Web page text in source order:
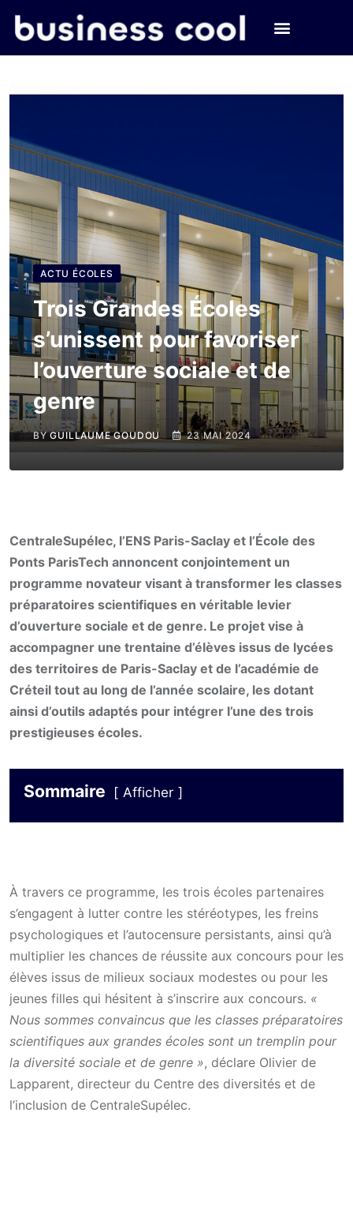
ACTU ÉCOLES
Trois Grandes Écoles
s’unissent pour favoriser
l’ouverture sociale et de
genre
BYGUILLAUME GOUDOU 23 MAI 2024
CentraleSupélec, l’ENS Paris-Saclay et l’École des
Ponts ParisTech annoncent conjointement un
programme novateur visant à transformer les classes
préparatoires scientifiques en véritable levier
d’ouverture sociale et de genre. Le projet vise à
accompagner une trentaine d’élèves issus de lycées
des territoires de Paris-Saclay et de l’académie de
Créteil tout au long de l’année scolaire, les dotant
ainsi d’outils adaptés pour intégrer l’une des trois
prestigieuses écoles.
Sommaire Afficher
À travers ce programme, les trois écoles partenaires
s’engagent à lutter contre les stéréotypes, les freins
psychologiques et l’autocensure persistants, ainsi qu’à
multiplier les chances de réussite aux concours pour les
élèves issus de milieux sociaux modestes ou pour les
jeunes filles qui hésitent à s’inscrire aux concours. «
Nous sommes convaincus que les classes préparatoires
scientifiques aux grandes écoles sont un tremplin pour
la diversité sociale et de genre », déclare Olivier de
Lapparent, directeur du Centre des diversités et de
l’inclusion de CentraleSupélec.